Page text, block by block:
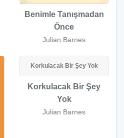
Benimle Tanışmadan
Önce
Julian Barnes
Korkulacak Bir Şey Yok
Korkulacak Bir Şey
Yok
Julian Barnes